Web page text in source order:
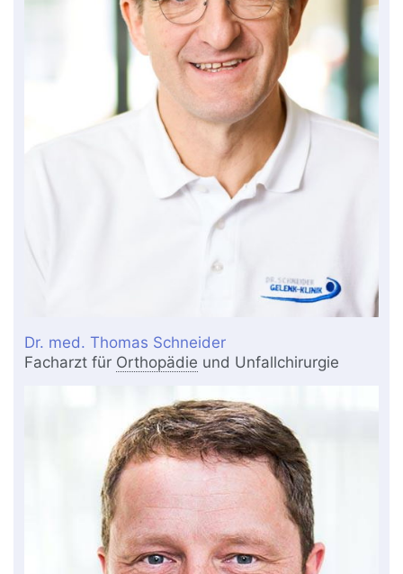
Dr. med. Thomas Schneider
Facharzt für Orthopädie und Unfallchirurgie